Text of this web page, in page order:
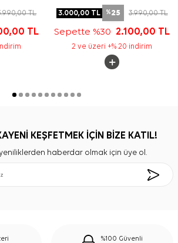
TL
TL
3.000,00TL %25 3.990,00TL
Sepette %30 2.100,00 TL
2 ve üzeri +% 20 indirim
KEŞFETMEK İÇİN BİZE KATIL!
haberdar olmak için üye ol.
%100 Güvenli